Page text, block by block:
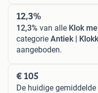
12,3%
12,3% van alle Klok
categorie Antiek |
aangeboden.
€ 105
De huidige